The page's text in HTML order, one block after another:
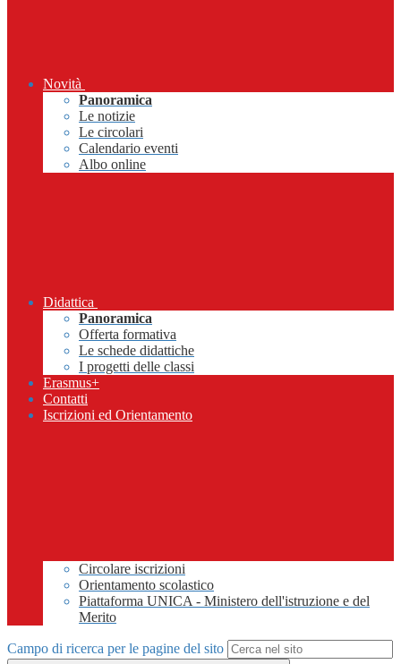
Novità
Panoramica
Le notizie
Le circolari
Calendario eventi
Albo online
Didattica
Panoramica
Offerta formativa
Le schede didattiche
I progetti delle classi
Erasmus+
Contatti
Iscrizioni ed Orientamento
Circolare iscrizioni
Orientamento scolastico
Piattaforma UNICA - Ministero dell'istruzione e del
Merito
Campo di ricerca per le pagine del sito